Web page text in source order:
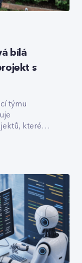
bílá
s
týmu
které